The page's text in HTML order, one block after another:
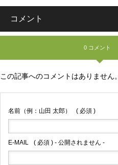
コメント
0 コメント
この記事へのコメントはありません。
名前（例：山田 太郎） ( 必須 )
E-MAIL ( 必須 ) - 公開されません -